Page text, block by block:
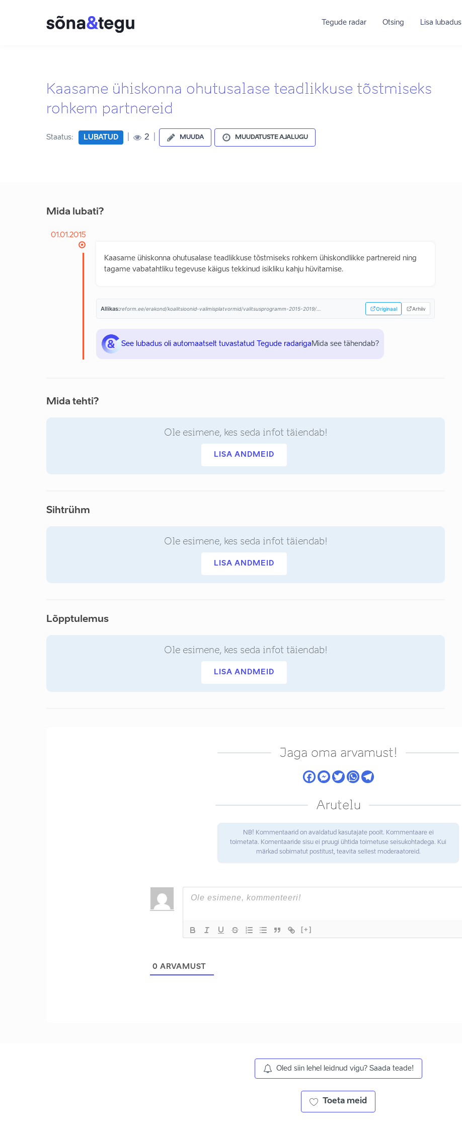
Tegude radar Otsing Lisa lubadus
Kaasame ühiskonna ohutusalase teadlikkuse tõstmiseks
rohkem partnereid
Staatus: LUBATUD 2 MUUDA MUUDATUSTE AJALUGU
Mida lubati?
01.01.2015
Kaasame ühiskonna ohutusalase teadlikkuse tõstmiseks rohkem ühiskondlikke partnereid ning
tagame vabatahtliku tegevuse käigus tekkinud isikliku kahju hüvitamise.
Allikas:reform.ee/erakond/koalitsioonid-valimisplatvormid/valitsusprogramm-2015-2019/... Originaal Arhiiv
See lubadus oli automaatselt tuvastatud Tegude radariga Mida see tähendab?
Mida tehti?
Ole esimene, kes seda infot täiendab!
LISA ANDMEID
Sihtrühm
Ole esimene, kes seda infot täiendab!
LISA ANDMEID
Lõpptulemus
Ole esimene, kes seda infot täiendab!
LISA ANDMEID
Jaga oma arvamust!
Arutelu
NB! Kommentaarid on avaldatud kasutajate poolt. Kommentaare ei
toimetata. Komentaaride sisu ei pruugi ühtida toimetuse seisukohtadega. Kui
märkad sobimatut postitust, teavita sellest moderaatoreid.
[+]
0 ARVAMUST
Oled siin lehel leidnud vigu? Saada teade!
Toeta meid